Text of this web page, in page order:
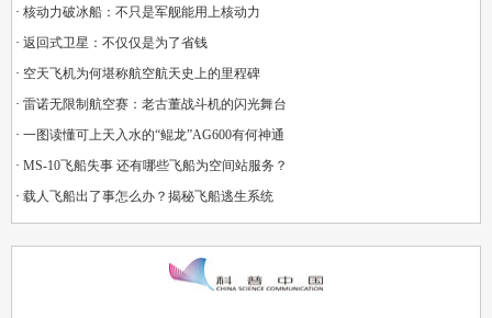
· 核动力破冰船：不只是军舰能用上核动力
· 返回式卫星：不仅仅是为了省钱
· 空天飞机为何堪称航空航天史上的里程碑
· 雷诺无限制航空赛：老古董战斗机的闪光舞台
· 一图读懂可上天入水的“鲲龙”AG600有何神通
· MS-10飞船失事 还有哪些飞船为空间站服务？
· 载人飞船出了事怎么办？揭秘飞船逃生系统